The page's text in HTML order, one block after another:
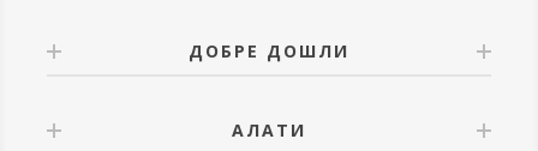
ДОБРЕ ДОШЛИ
АЛАТИ